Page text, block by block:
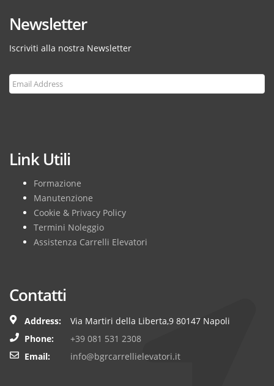
Newsletter
Iscriviti alla nostra Newsletter
Link Utili
Formazione
Manutenzione
Cookie & Privacy Policy
Termini Noleggio
Assistenza Carrelli Elevatori
Contatti
Address:
Via Martiri della Liberta,9 80147 Napoli
Phone:
+39 081 531 2308
Email:
info@bgrcarrellielevatori.it